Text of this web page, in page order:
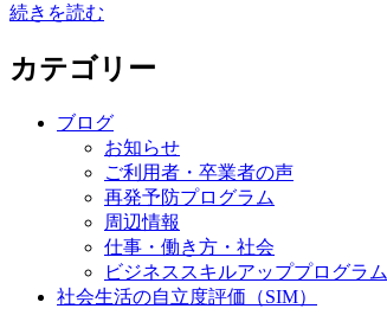
続きを読む
カテゴリー
ブログ
お知らせ
ご利用者・卒業者の声
再発予防プログラム
周辺情報
仕事・働き方・社会
ビジネススキルアッププログラム
社会生活の自立度評価（SIM）